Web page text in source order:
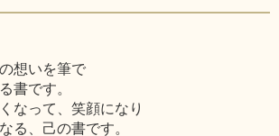
想いを筆で
書です。
なって、笑顔になり
る、己の書です。